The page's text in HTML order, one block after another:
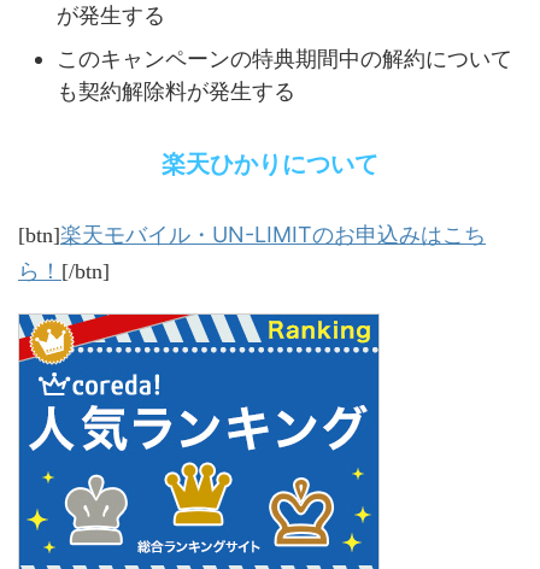
が発生する
このキャンペーンの特典期間中の解約について
も契約解除料が発生する
楽天ひかりについて
[btn]楽天モバイル・UN-LIMITのお申込みはこち
ら！ [/btn]